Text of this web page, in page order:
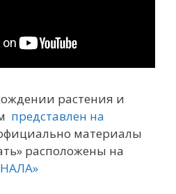
растения и
представлен на
материалы
расположены на